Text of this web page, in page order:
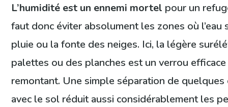
L’humidité est un ennemi mortel pour un
faut donc éviter absolument les zones où l’eau
pluie ou la fonte des neiges. Ici, la légère
palettes ou des planches est un verrou
remontant. Une simple séparation de quelques
avec le sol réduit aussi considérablement les